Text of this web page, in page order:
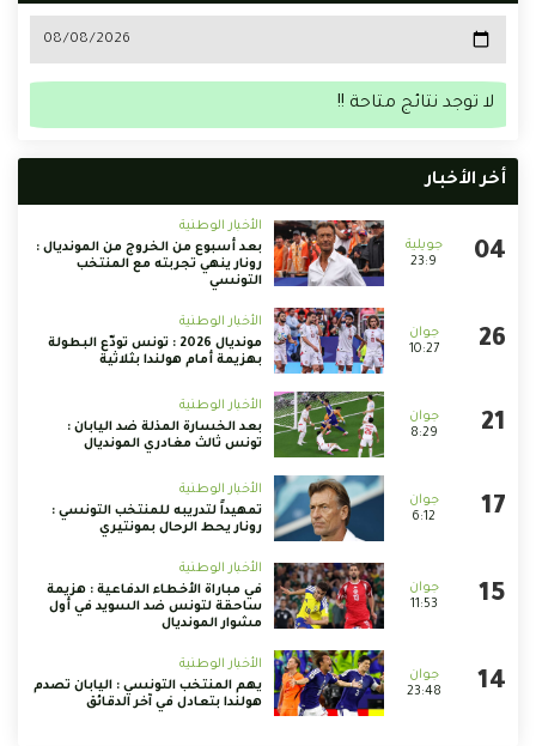
لا توجد نتائج متاحة !!
أخر الأخبار
23:9
الأخبار الوطنية
بعد أسبوع من الخروج من المونديال :
رونار ينهي تجربته مع المنتخب
التونسي
10:27
الأخبار الوطنية
مونديال 2026 : تونس تودّع البطولة
بهزيمة أمام هولندا بثلاثية
8:29
الأخبار الوطنية
بعد الخسارة المذلة ضد اليابان :
تونس ثالث مغادري المونديال
6:12
الأخبار الوطنية
تمهيداً لتدريبه للمنتخب التونسي :
رونار يحط الرحال بمونتيري
11:53
الأخبار الوطنية
في مباراة الأخطاء الدفاعية : هزيمة
ساحقة لتونس ضد السويد في أول
مشوار المونديال
23:48
الأخبار الوطنية
يهم المنتخب التونسي : اليابان تصدم
هولندا بتعادل في آخر الدقائق